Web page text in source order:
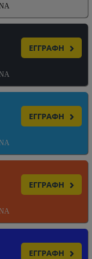
ΕΓΓΡΑΦΗ
ΕΓΓΡΑΦΗ
ΕΓΓΡΑΦΗ
ΕΓΓΡΑΦΗ